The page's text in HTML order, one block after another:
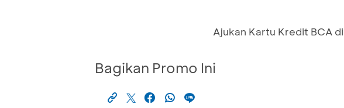
Ajukan Kartu Kredit BCA di
Bagikan Promo Ini